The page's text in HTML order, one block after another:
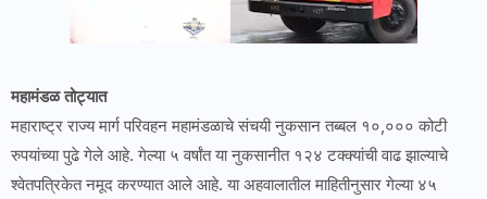
महामंडळ तोट्यात
महाराष्ट्र राज्य मार्ग परिवहन महामंडळाचे संचयी नुकसान तब्बल १०,००० कोटी
रुपयांच्या पुढे गेले आहे. गेल्या ५ वर्षांत या नुकसानीत १२४ टक्क्यांची वाढ झाल्याचे
श्वेतपत्रिकेत नमूद करण्यात आले आहे. या अहवालातील माहितीनुसार गेल्या ४५